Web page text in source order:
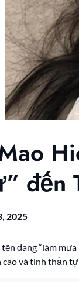
đến
2025
tên đang “làm
cao và tinh thần